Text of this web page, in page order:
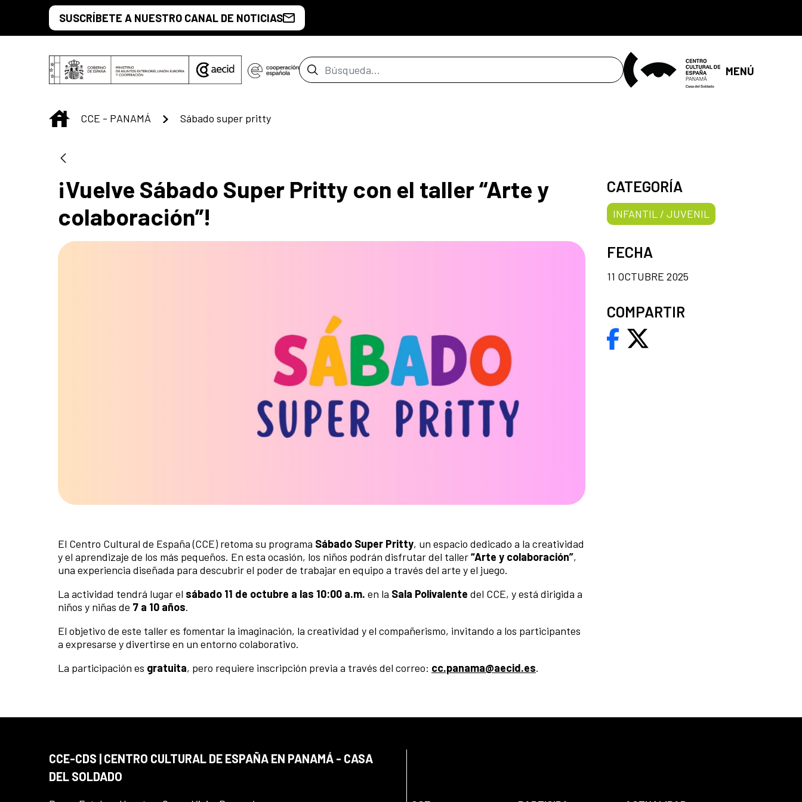
Saltar al contenido principal
SUSCRÍBETE A NUESTRO CANAL DE NOTICIAS
Barra de búsqueda MENÚ
INICIO
CCE - PANAMÁ Sábado super pritty
¡Vuelve Sábado Super Pritty con el taller “Arte y
colaboración”!
El Centro Cultural de España (CCE) retoma su programa Sábado Super Pritty, un espacio dedicado a la creatividad
y el aprendizaje de los más pequeños. En esta ocasión, los niños podrán disfrutar del taller“Arte y colaboración”,
una experiencia diseñada para descubrir el poder de trabajar en equipo a través del arte y el juego.
La actividad tendrá lugar el sábado 11 de octubre a las 10:00 a.m. en la Sala Polivalente del CCE, y está dirigida a
niños y niñas de 7 a 10 años.
El objetivo de este taller es fomentar la imaginación, la creatividad y el compañerismo, invitando a los participantes
a expresarse y divertirse en un entorno colaborativo.
La participación es gratuita, pero requiere inscripción previa a través del correo: cc.panama@aecid.es.
CATEGORÍA
INFANTIL / JUVENIL
FECHA
11 OCTUBRE 2025
COMPARTIR
CCE-CDS | CENTRO CULTURAL DE ESPAÑA EN PANAMÁ - CASA
DEL SOLDADO